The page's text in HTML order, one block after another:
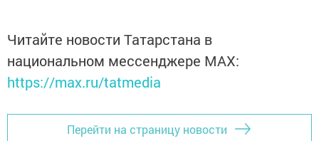
Читайте новости Татарстана в
национальном мессенджере MАХ:
https://max.ru/tatmedia
Перейти на страницу новости